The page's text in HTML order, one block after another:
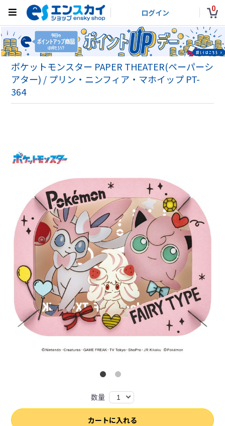
ログイン 0
ポケットモンスター PAPER THEATER(ペーパーシ
アター) / プリン・ニンフィア・マホイップ PT-
364
数量 1
カートに入れる